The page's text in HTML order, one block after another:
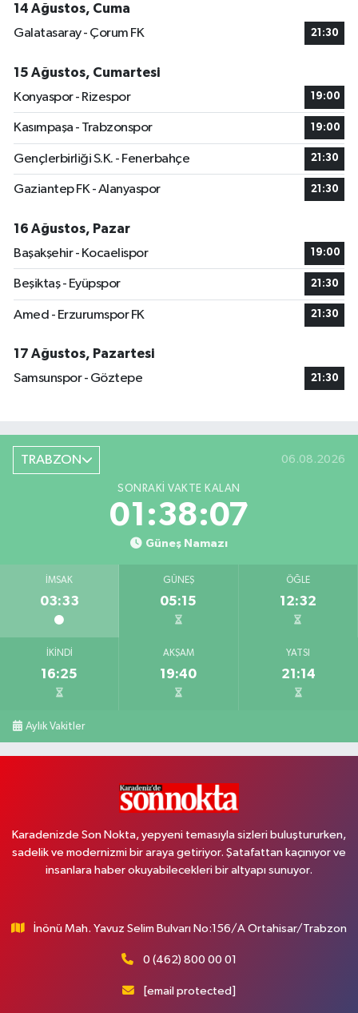
14 Ağustos, Cuma
Galatasaray - Çorum FK
21:30
15 Ağustos, Cumartesi
Konyaspor - Rizespor
19:00
Kasımpaşa - Trabzonspor 19:00
Gençlerbirliği S.K. - Fenerbahçe 21:30
Gaziantep FK - Alanyaspor 21:30
16 Ağustos, Pazar
Başakşehir - Kocaelispor
19:00
Beşiktaş - Eyüpspor 21:30
Amed - Erzurumspor FK 21:30
17 Ağustos, Pazartesi
Samsunspor - Göztepe
21:30
TRABZON 06.08.2026
SONRAKI VAKTE KALAN
01:38:06
Güneş Namazı
İMSAK
03:33
GÜNEŞ
05:15
ÖĞLE
12:32
İKINDI
16:25
AKŞAM
19:40
YATSI
21:14
Aylık Vakitler
Karadenizde Son Nokta, yepyeni temasıyla sizleri buluştururken,
sadelik ve modernizmi bir araya getiriyor. Şatafattan kaçınıyor ve
insanlara haber okuyabilecekleri bir altyapı sunuyor.
İnönü Mah. Yavuz Selim Bulvarı No:156/A Ortahisar/Trabzon
0 (462) 800 00 01
[email protected]